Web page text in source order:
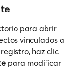
para abrir
vinculados a
haz clic
para modificar